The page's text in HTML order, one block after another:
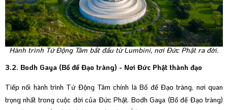
Hành trình Tứ Động Tâm bắt đầu từ Lumbini, nơi Đức Phật ra đời.
3.2. Bodh Gaya (Bồ đề Đạo tràng) - Nơi Đức Phật thành đạo
Tiếp nối hành trình Tứ Động Tâm chính là Bồ đề Đạo tràng, nơi quan
trọng nhất trong cuộc đời của Đức Phật. Bodh Gaya (Bồ đề Đạo tràng)